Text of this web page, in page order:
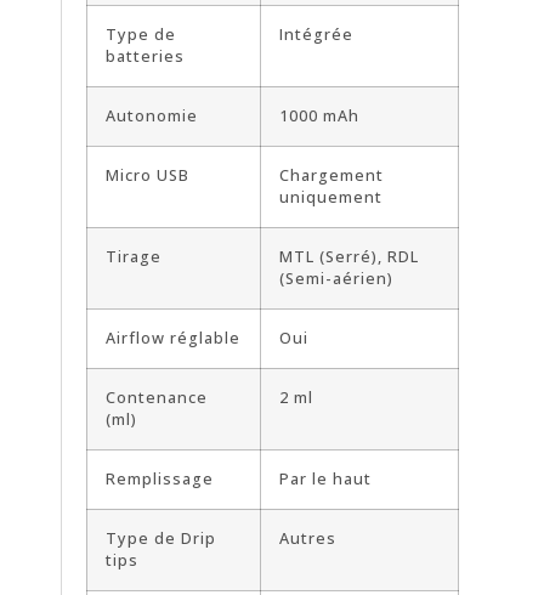
Type de
batteries
Intégrée
Autonomie 1000 mAh
Micro USB
Chargement
uniquement
Tirage
MTL (Serré), RDL
(Semi-aérien)
Airflow réglable Oui
Contenance
(ml)
2 ml
Remplissage Par le haut
Type de Drip
tips
Autres